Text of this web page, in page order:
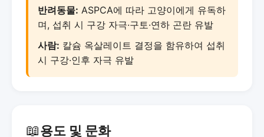
반려동물: ASPCA에 따라 고양이에게 유독하
며, 섭취 시 구강 자극·구토·연하 곤란 유발
사람: 칼슘 옥살레이트 결정을 함유하여 섭취
시 구강·인후 자극 유발
📖용도 및 문화